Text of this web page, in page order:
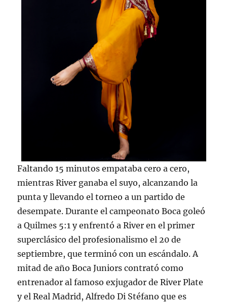
Faltando 15 minutos empataba cero a cero,
mientras River ganaba el suyo, alcanzando la
punta y llevando el torneo a un partido de
desempate. Durante el campeonato Boca goleó
a Quilmes 5:1 y enfrentó a River en el primer
superclásico del profesionalismo el 20 de
septiembre, que terminó con un escándalo. A
mitad de año Boca Juniors contrató como
entrenador al famoso exjugador de River Plate
y el Real Madrid, Alfredo Di Stéfano que es